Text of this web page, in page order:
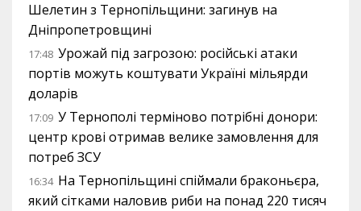
Шелетин з Тернопільщини: загинув на
Дніпропетровщині
17:48 Урожай під загрозою: російські атаки
портів можуть коштувати Україні мільярди
доларів
17:09 У Тернополі терміново потрібні донори:
центр крові отримав велике замовлення для
потреб ЗСУ
16:34 На Тернопільщині спіймали браконьєра,
який сітками наловив риби на понад 220 тисяч